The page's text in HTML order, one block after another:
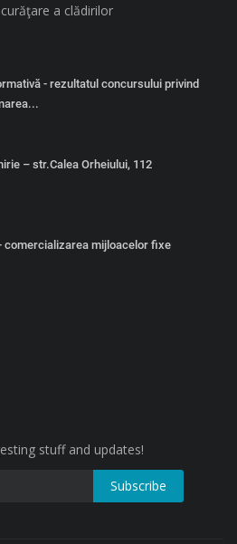
a clădirilor
- rezultatul concursului privind
– str.Calea Orheiului, 112
comercializarea mijloacelor fixe
stuff and updates!